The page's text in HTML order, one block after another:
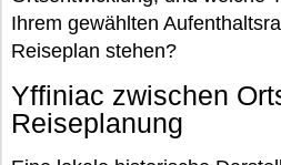
Ihrem gewählten
Reiseplan stehen?
Yffiniac zwischen
Reiseplanung